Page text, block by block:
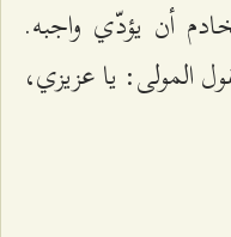
أن يؤدّي واجبه.
المولى: يا عزيزي،